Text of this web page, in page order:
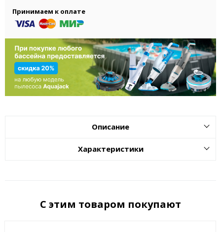
Принимаем к оплате
Описание
Характеристики
С этим товаром покупают